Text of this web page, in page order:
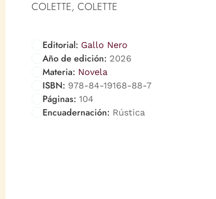
COLETTE, COLETTE
Editorial: Gallo Nero
Año de edición: 2026
Materia: Novela
ISBN: 978-84-19168-88-7
Páginas: 104
Encuadernación: Rústica